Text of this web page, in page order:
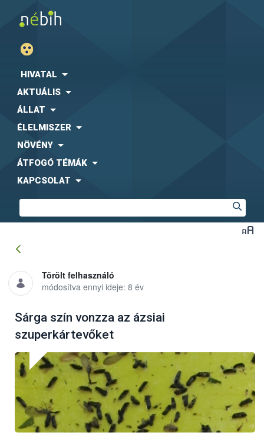
HIVATAL
AKTUÁLIS
ÁLLAT
ÉLELMISZER
NÖVÉNY
ÁTFOGÓ TÉMÁK
KAPCSOLAT
Törölt felhasználó
módosítva ennyi ideje: 8 év
Sárga szín vonzza az ázsiai
szuperkártevőket